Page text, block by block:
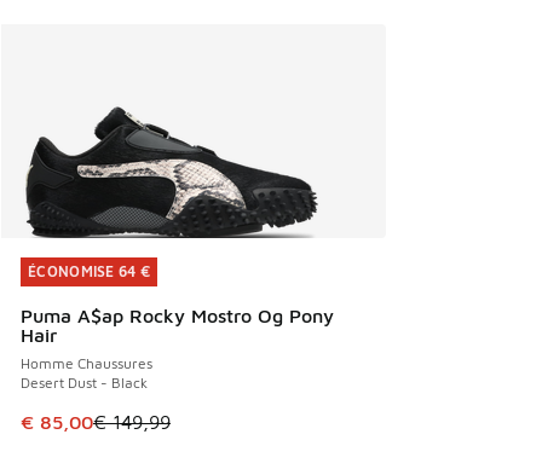
ÉCONOMISE 64 €
Puma A$ap Rocky Mostro Og Pony
Hair
Homme Chaussures
Desert Dust - Black
Cet article est en promotion. Prix en baisse de € 149,99 à
€ 85,00€ 149,99
ÉCONOMISE 64 €